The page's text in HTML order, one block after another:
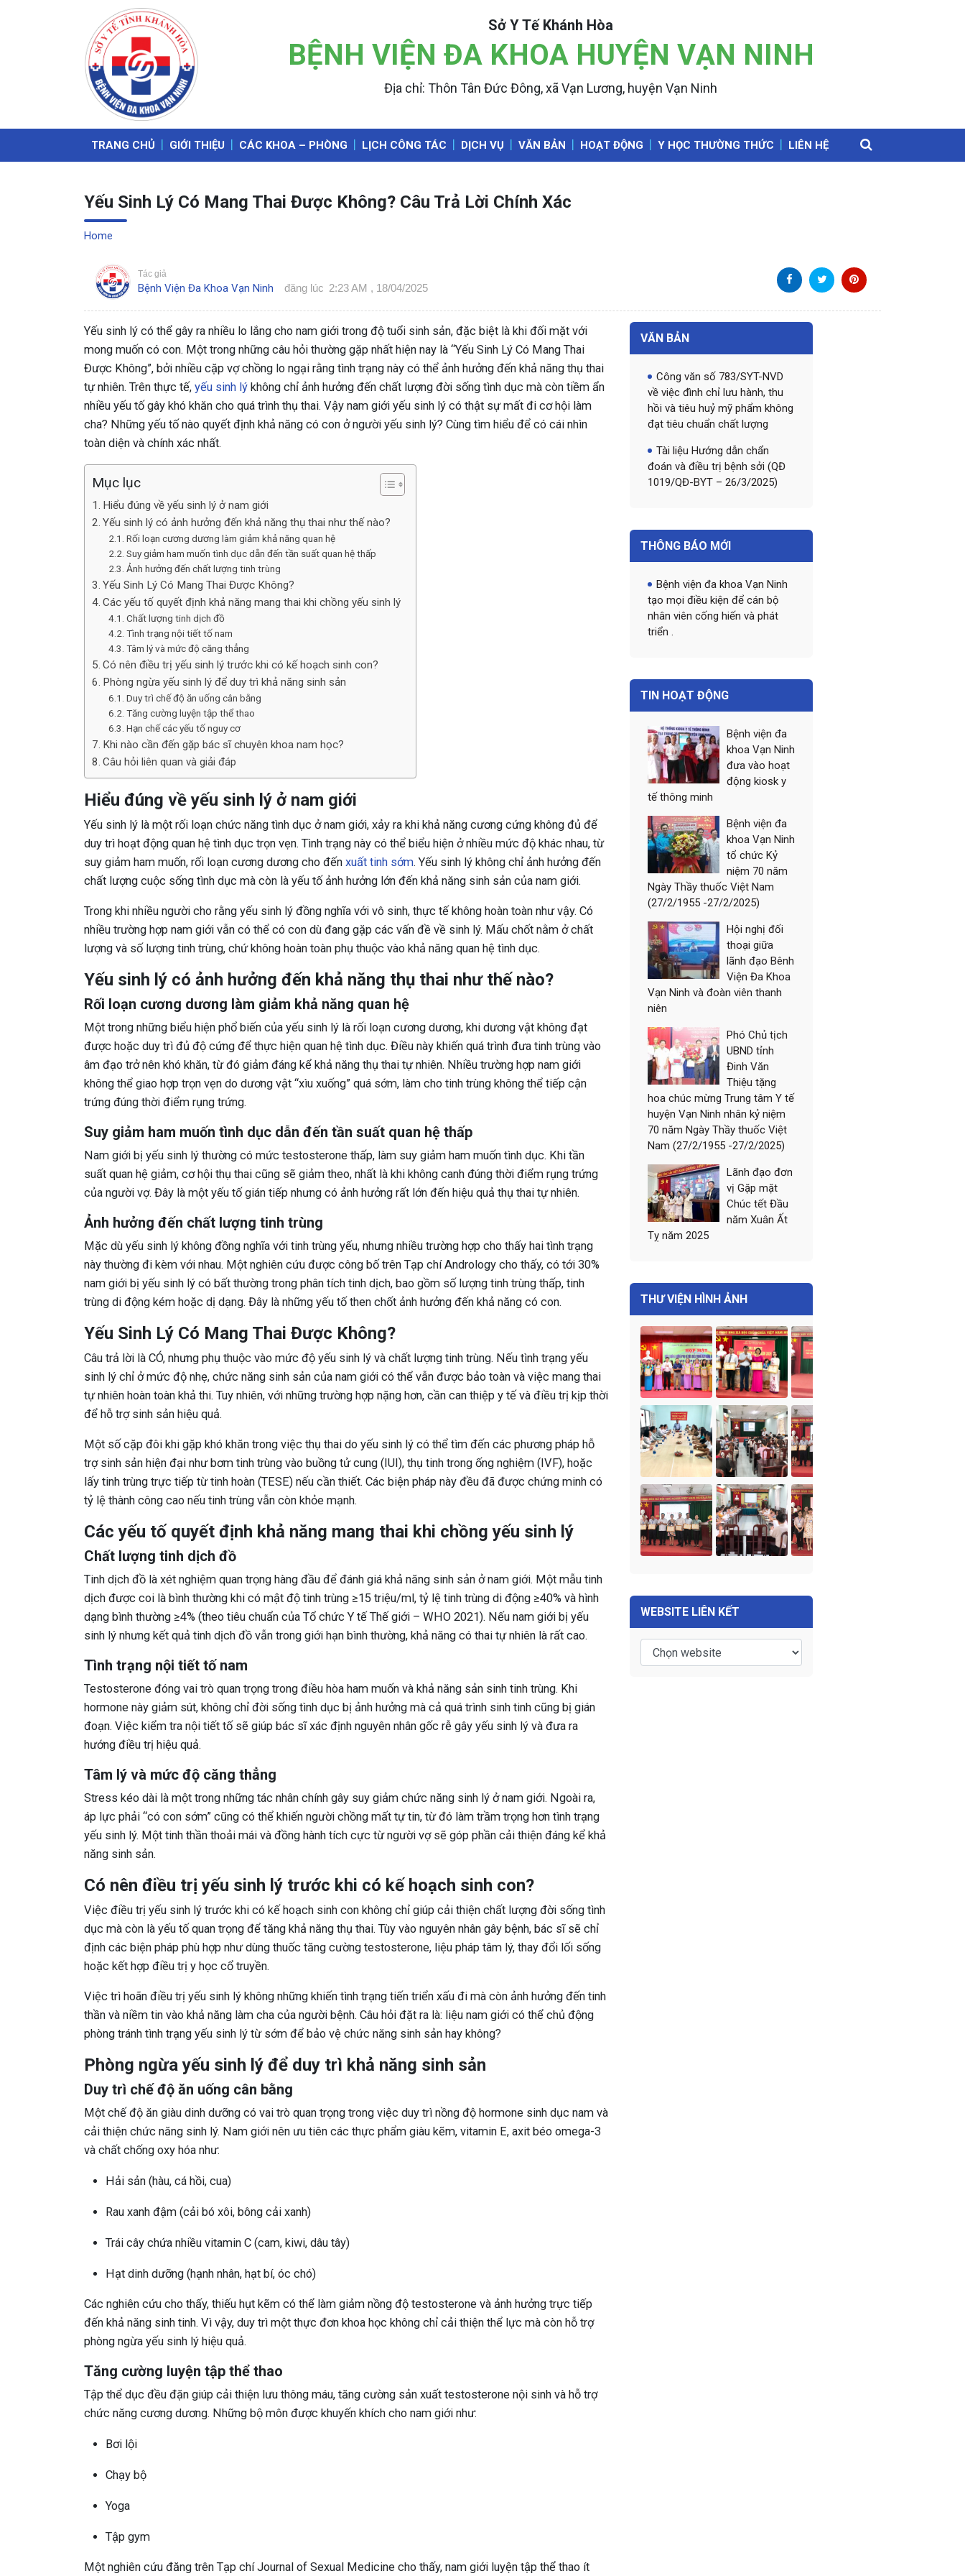
Sở Y Tế Khánh Hòa
BỆNH VIỆN ĐA KHOA HUYỆN VẠN NINH
Địa chỉ: Thôn Tân Đức Đông, xã Vạn Lương, huyện Vạn Ninh
TRANG CHỦ GIỚI THIỆU CÁC KHOA – PHÒNG LỊCH CÔNG TÁC DỊCH VỤ VĂN BẢN HOẠT ĐỘNG Y HỌC THƯỜNG THỨC LIÊN HỆ
Yếu Sinh Lý Có Mang Thai Được Không? Câu Trả Lời Chính Xác
Home
Tác giả
Bệnh Viện Đa Khoa Vạn Ninh đăng lúc 2:23 AM , 18/04/2025
Yếu sinh lý có thể gây ra nhiều lo lắng cho nam giới trong độ tuổi sinh sản, đặc biệt là khi đối mặt với
mong muốn có con. Một trong những câu hỏi thường gặp nhất hiện nay là “Yếu Sinh Lý Có Mang Thai
Được Không”, bởi nhiều cặp vợ chồng lo ngại rằng tình trạng này có thể ảnh hưởng đến khả năng thụ thai
tự nhiên. Trên thực tế, yếu sinh lý không chỉ ảnh hưởng đến chất lượng đời sống tình dục mà còn tiềm ẩn
nhiều yếu tố gây khó khăn cho quá trình thụ thai. Vậy nam giới yếu sinh lý có thật sự mất đi cơ hội làm
cha? Những yếu tố nào quyết định khả năng có con ở người yếu sinh lý? Cùng tìm hiểu để có cái nhìn
toàn diện và chính xác nhất.
Mục lục
Hiểu đúng về yếu sinh lý ở nam giới
Yếu sinh lý có ảnh hưởng đến khả năng thụ thai như thế nào?
Rối loạn cương dương làm giảm khả năng quan hệ
Suy giảm ham muốn tình dục dẫn đến tần suất quan hệ thấp
Ảnh hưởng đến chất lượng tinh trùng
Yếu Sinh Lý Có Mang Thai Được Không?
Các yếu tố quyết định khả năng mang thai khi chồng yếu sinh lý
Chất lượng tinh dịch đồ
Tình trạng nội tiết tố nam
Tâm lý và mức độ căng thẳng
Có nên điều trị yếu sinh lý trước khi có kế hoạch sinh con?
Phòng ngừa yếu sinh lý để duy trì khả năng sinh sản
Duy trì chế độ ăn uống cân bằng
Tăng cường luyện tập thể thao
Hạn chế các yếu tố nguy cơ
Khi nào cần đến gặp bác sĩ chuyên khoa nam học?
Câu hỏi liên quan và giải đáp
Hiểu đúng về yếu sinh lý ở nam giới
Yếu sinh lý là một rối loạn chức năng tình dục ở nam giới, xảy ra khi khả năng cương cứng không đủ để
duy trì hoạt động quan hệ tình dục trọn vẹn. Tình trạng này có thể biểu hiện ở nhiều mức độ khác nhau, từ
suy giảm ham muốn, rối loạn cương dương cho đến xuất tinh sớm. Yếu sinh lý không chỉ ảnh hưởng đến
chất lượng cuộc sống tình dục mà còn là yếu tố ảnh hưởng lớn đến khả năng sinh sản của nam giới.
Trong khi nhiều người cho rằng yếu sinh lý đồng nghĩa với vô sinh, thực tế không hoàn toàn như vậy. Có
nhiều trường hợp nam giới vẫn có thể có con dù đang gặp các vấn đề về sinh lý. Mấu chốt nằm ở chất
lượng và số lượng tinh trùng, chứ không hoàn toàn phụ thuộc vào khả năng quan hệ tình dục.
Yếu sinh lý có ảnh hưởng đến khả năng thụ thai như thế nào?
Rối loạn cương dương làm giảm khả năng quan hệ
Một trong những biểu hiện phổ biến của yếu sinh lý là rối loạn cương dương, khi dương vật không đạt
được hoặc duy trì đủ độ cứng để thực hiện quan hệ tình dục. Điều này khiến quá trình đưa tinh trùng vào
âm đạo trở nên khó khăn, từ đó giảm đáng kể khả năng thụ thai tự nhiên. Nhiều trường hợp nam giới
không thể giao hợp trọn vẹn do dương vật “xìu xuống” quá sớm, làm cho tinh trùng không thể tiếp cận
trứng đúng thời điểm rụng trứng.
Suy giảm ham muốn tình dục dẫn đến tần suất quan hệ thấp
Nam giới bị yếu sinh lý thường có mức testosterone thấp, làm suy giảm ham muốn tình dục. Khi tần
suất quan hệ giảm, cơ hội thụ thai cũng sẽ giảm theo, nhất là khi không canh đúng thời điểm rụng trứng
của người vợ. Đây là một yếu tố gián tiếp nhưng có ảnh hưởng rất lớn đến hiệu quả thụ thai tự nhiên.
Ảnh hưởng đến chất lượng tinh trùng
Mặc dù yếu sinh lý không đồng nghĩa với tinh trùng yếu, nhưng nhiều trường hợp cho thấy hai tình trạng
này thường đi kèm với nhau. Một nghiên cứu được công bố trên Tạp chí Andrology cho thấy, có tới 30%
nam giới bị yếu sinh lý có bất thường trong phân tích tinh dịch, bao gồm số lượng tinh trùng thấp, tinh
trùng di động kém hoặc dị dạng. Đây là những yếu tố then chốt ảnh hưởng đến khả năng có con.
Yếu Sinh Lý Có Mang Thai Được Không?
Câu trả lời là CÓ, nhưng phụ thuộc vào mức độ yếu sinh lý và chất lượng tinh trùng. Nếu tình trạng yếu
sinh lý chỉ ở mức độ nhẹ, chức năng sinh sản của nam giới có thể vẫn được bảo toàn và việc mang thai
tự nhiên hoàn toàn khả thi. Tuy nhiên, với những trường hợp nặng hơn, cần can thiệp y tế và điều trị kịp thời
để hỗ trợ sinh sản hiệu quả.
Một số cặp đôi khi gặp khó khăn trong việc thụ thai do yếu sinh lý có thể tìm đến các phương pháp hỗ
trợ sinh sản hiện đại như bơm tinh trùng vào buồng tử cung (IUI), thụ tinh trong ống nghiệm (IVF), hoặc
lấy tinh trùng trực tiếp từ tinh hoàn (TESE) nếu cần thiết. Các biện pháp này đều đã được chứng minh có
tỷ lệ thành công cao nếu tinh trùng vẫn còn khỏe mạnh.
Các yếu tố quyết định khả năng mang thai khi chồng yếu sinh lý
Chất lượng tinh dịch đồ
Tinh dịch đồ là xét nghiệm quan trọng hàng đầu để đánh giá khả năng sinh sản ở nam giới. Một mẫu tinh
dịch được coi là bình thường khi có mật độ tinh trùng ≥15 triệu/ml, tỷ lệ tinh trùng di động ≥40% và hình
dạng bình thường ≥4% (theo tiêu chuẩn của Tổ chức Y tế Thế giới – WHO 2021). Nếu nam giới bị yếu
sinh lý nhưng kết quả tinh dịch đồ vẫn trong giới hạn bình thường, khả năng có thai tự nhiên là rất cao.
Tình trạng nội tiết tố nam
Testosterone đóng vai trò quan trọng trong điều hòa ham muốn và khả năng sản sinh tinh trùng. Khi
hormone này giảm sút, không chỉ đời sống tình dục bị ảnh hưởng mà cả quá trình sinh tinh cũng bị gián
đoạn. Việc kiểm tra nội tiết tố sẽ giúp bác sĩ xác định nguyên nhân gốc rễ gây yếu sinh lý và đưa ra
hướng điều trị hiệu quả.
Tâm lý và mức độ căng thẳng
Stress kéo dài là một trong những tác nhân chính gây suy giảm chức năng sinh lý ở nam giới. Ngoài ra,
áp lực phải “có con sớm” cũng có thể khiến người chồng mất tự tin, từ đó làm trầm trọng hơn tình trạng
yếu sinh lý. Một tinh thần thoải mái và đồng hành tích cực từ người vợ sẽ góp phần cải thiện đáng kể khả
năng sinh sản.
Có nên điều trị yếu sinh lý trước khi có kế hoạch sinh con?
Việc điều trị yếu sinh lý trước khi có kế hoạch sinh con không chỉ giúp cải thiện chất lượng đời sống tình
dục mà còn là yếu tố quan trọng để tăng khả năng thụ thai. Tùy vào nguyên nhân gây bệnh, bác sĩ sẽ chỉ
định các biện pháp phù hợp như dùng thuốc tăng cường testosterone, liệu pháp tâm lý, thay đổi lối sống
hoặc kết hợp điều trị y học cổ truyền.
Việc trì hoãn điều trị yếu sinh lý không những khiến tình trạng tiến triển xấu đi mà còn ảnh hưởng đến tinh
thần và niềm tin vào khả năng làm cha của người bệnh. Câu hỏi đặt ra là: liệu nam giới có thể chủ động
phòng tránh tình trạng yếu sinh lý từ sớm để bảo vệ chức năng sinh sản hay không?
Phòng ngừa yếu sinh lý để duy trì khả năng sinh sản
Duy trì chế độ ăn uống cân bằng
Một chế độ ăn giàu dinh dưỡng có vai trò quan trọng trong việc duy trì nồng độ hormone sinh dục nam và
cải thiện chức năng sinh lý. Nam giới nên ưu tiên các thực phẩm giàu kẽm, vitamin E, axit béo omega-3
và chất chống oxy hóa như:
Hải sản (hàu, cá hồi, cua)
Rau xanh đậm (cải bó xôi, bông cải xanh)
Trái cây chứa nhiều vitamin C (cam, kiwi, dâu tây)
Hạt dinh dưỡng (hạnh nhân, hạt bí, óc chó)
Các nghiên cứu cho thấy, thiếu hụt kẽm có thể làm giảm nồng độ testosterone và ảnh hưởng trực tiếp
đến khả năng sinh tinh. Vì vậy, duy trì một thực đơn khoa học không chỉ cải thiện thể lực mà còn hỗ trợ
phòng ngừa yếu sinh lý hiệu quả.
Tăng cường luyện tập thể thao
Tập thể dục đều đặn giúp cải thiện lưu thông máu, tăng cường sản xuất testosterone nội sinh và hỗ trợ
chức năng cương dương. Những bộ môn được khuyến khích cho nam giới như:
Bơi lội
Chạy bộ
Yoga
Tập gym
Một nghiên cứu đăng trên Tạp chí Journal of Sexual Medicine cho thấy, nam giới luyện tập thể thao ít
VĂN BẢN
Công văn số 783/SYT-NVD
về việc đình chỉ lưu hành, thu
hồi và tiêu huỷ mỹ phẩm không
đạt tiêu chuẩn chất lượng
Tài liệu Hướng dẫn chẩn
đoán và điều trị bệnh sởi (QĐ
1019/QĐ-BYT – 26/3/2025)
THÔNG BÁO MỚI
Bệnh viện đa khoa Vạn Ninh
tạo mọi điều kiện để cán bộ
nhân viên cống hiến và phát
triển .
TIN HOẠT ĐỘNG
Bệnh viện đa
khoa Vạn Ninh
đưa vào hoạt
động kiosk y
tế thông minh
Bệnh viện đa
khoa Vạn Ninh
tổ chức Kỷ
niệm 70 năm
Ngày Thầy thuốc Việt Nam
(27/2/1955 -27/2/2025)
Hội nghị đối
thoại giữa
lãnh đạo Bênh
Viện Đa Khoa
Vạn Ninh và đoàn viên thanh
niên
Phó Chủ tịch
UBND tỉnh
Đinh Văn
Thiệu tặng
hoa chúc mừng Trung tâm Y tế
huyện Vạn Ninh nhân kỷ niệm
70 năm Ngày Thầy thuốc Việt
Nam (27/2/1955 -27/2/2025)
Lãnh đạo đơn
vị Gặp mặt
Chúc tết Đầu
năm Xuân Ất
Tỵ năm 2025
THƯ VIỆN HÌNH ẢNH
WEBSITE LIÊN KẾT